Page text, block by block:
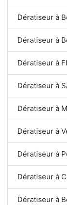
Dératiseur à
Dératiseur à
Dératiseur à
Dératiseur à
Dératiseur à
Dératiseur à
Dératiseur à
Dératiseur à
Dératiseur à